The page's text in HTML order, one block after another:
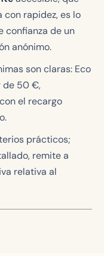
rapidez, es lo
confianza de un
anónimo.
son claras: Eco
de 50 €,
el recargo
prácticos;
remite a
relativa al